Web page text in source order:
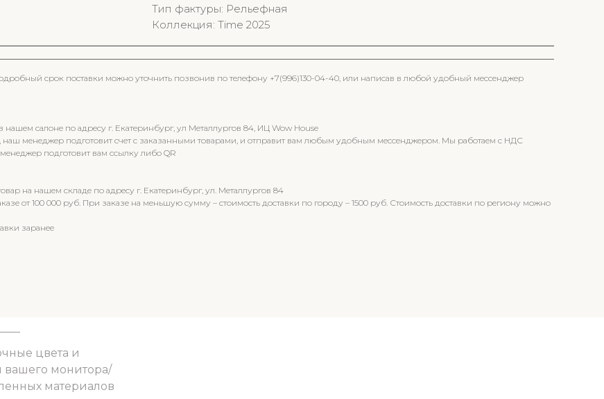
Тип фактуры: Рельефная
Коллекция: Time 2025
срок поставки можно уточнить позвонив по телефону +7(996)130-04-40, или написав в любой удобный мессенджер
салоне по адресу г. Екатеринбург, ул Металлургов 84, ИЦ Wow House
наш менеджер подготовит счет с заказанными товарами, и отправит вам любым удобным мессенджером. Мы работаем с НДС
подготовит вам ссылку либо QR
на нашем складе по адресу г. Екатеринбург, ул. Металлургов 84
от 100 000 руб. При заказе на меньшую сумму – стоимость доставки по городу – 1500 руб. Стоимость доставки по региону можно
заранее
цвета и
вашего монитора/
материалов